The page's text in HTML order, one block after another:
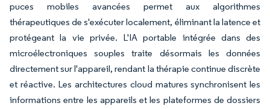
puces mobiles avancées permet aux algorithmes
thérapeutiques de s'exécuter localement, éliminant la latence et
protégeant la vie privée. L'IA portable intégrée dans des
microélectroniques souples traite désormais les données
directement sur l'appareil, rendant la thérapie continue discrète
et réactive. Les architectures cloud matures synchronisent les
informations entre les appareils et les plateformes de dossiers